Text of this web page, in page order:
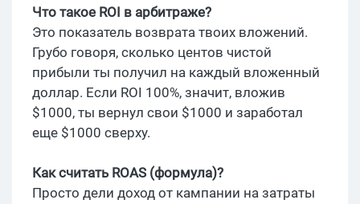
Что такое ROI в арбитраже?
Это показатель возврата твоих вложений.
Грубо говоря, сколько центов чистой
прибыли ты получил на каждый вложенный
доллар. Если ROI 100%, значит, вложив
$1000, ты вернул свои $1000 и заработал
еще $1000 сверху.
Как считать ROAS (формула)?
Просто дели доход от кампании на затраты